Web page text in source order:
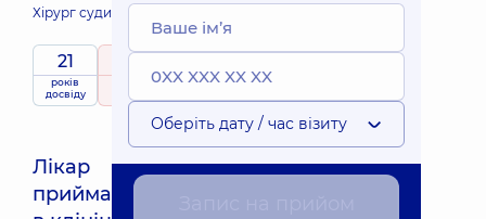
Хірург судинний;
21
років
досвіду
рейтингна підставі
Лікар
приймає
Оберіть дату / час візиту